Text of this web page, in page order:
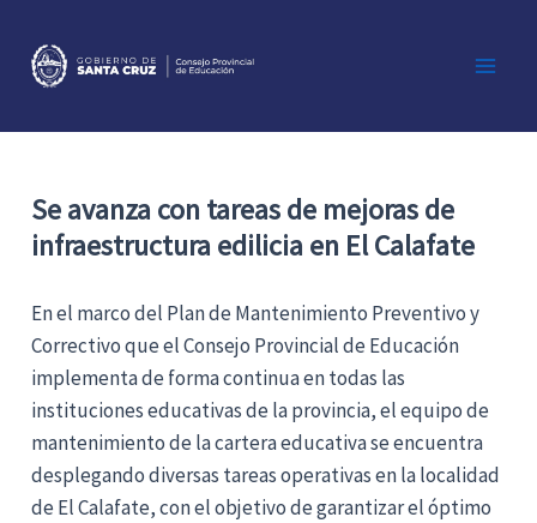
contenido
Se avanza con tareas de mejoras de
infraestructura edilicia en El Calafate
En el marco del Plan de Mantenimiento Preventivo y
Correctivo que el Consejo Provincial de Educación
implementa de forma continua en todas las
instituciones educativas de la provincia, el equipo de
mantenimiento de la cartera educativa se encuentra
desplegando diversas tareas operativas en la localidad
de El Calafate, con el objetivo de garantizar el óptimo